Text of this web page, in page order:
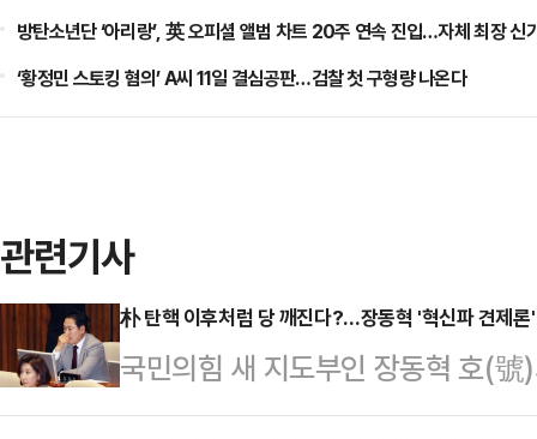
방탄소년단 ‘아리랑’, 英 오피셜 앨범 차트 20주 연속 진입…자체 최장 신
‘황정민 스토킹 혐의’ A씨 11일 결심공판…검찰 첫 구형량 나온다
관련기사
朴 탄핵 이후처럼 당 깨진다?…장동혁 '혁신파 견제론
국민의힘 새 지도부인 장동혁 호(
다가온 가운데, 일각에선 박근혜 전